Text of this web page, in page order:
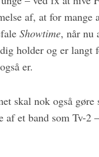
af, at for mange
Showtime, når nu
holder og er langt
er.
skal nok også gøre
af et band som Tv-2